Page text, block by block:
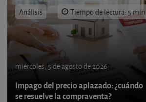
Análisis Tiempo de lectura: 5 min.
miércoles, 5 de agosto de 2026
Impago del precio aplazado: ¿cuándo
se resuelve la compraventa?